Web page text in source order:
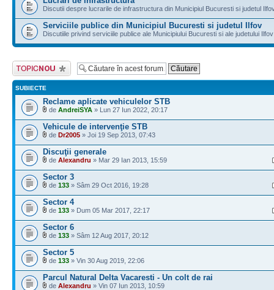
Discutii despre lucrarile de infrastructura din Municipiul Bucuresti si judetul
Serviciile publice din Municipiul Bucuresti si judetul Ilfov
Discutiile privind serviciile publice ale Municipiului Bucuresti si ale judetului Ilfov
Scrie un subiect
nou
SUBIECTE
Reclame aplicate vehiculelor STB
de AndreiSYA » Lun 27 Iun 2022, 20:17
Vehicule de intervenţie STB
de Dr2005 » Joi 19 Sep 2013, 07:43
Discuţii generale
de Alexandru » Mar 29 Ian 2013, 15:59
Sector 3
de 133 » Sâm 29 Oct 2016, 19:28
Sector 4
de 133 » Dum 05 Mar 2017, 22:17
Sector 6
de 133 » Sâm 12 Aug 2017, 20:12
Sector 5
de 133 » Vin 30 Aug 2019, 22:06
Parcul Natural Delta Vacaresti - Un colt de rai
de Alexandru » Vin 07 Iun 2013, 10:59